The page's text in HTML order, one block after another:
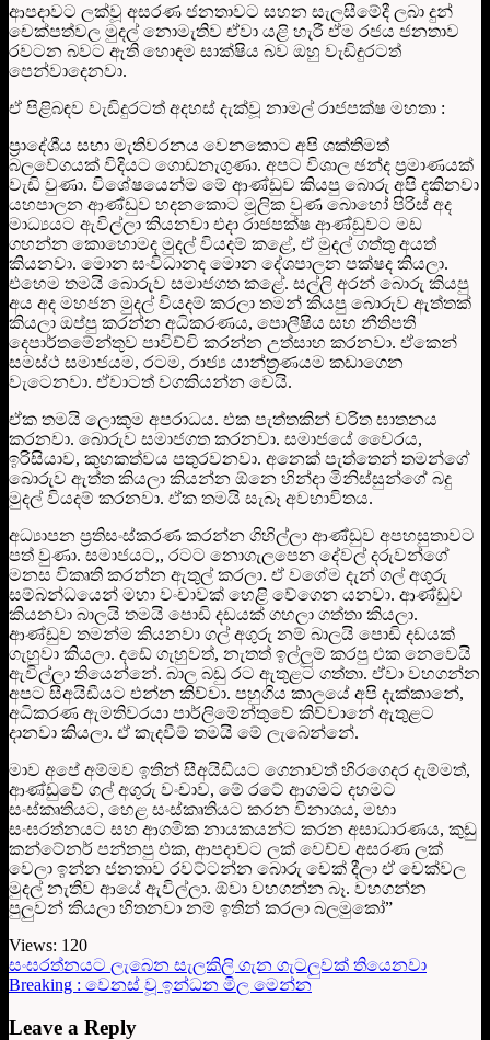
ආපදාවට ලක්වූ අසරණ ජනතාවට සහන සැලසීමේදී ලබා දුන්
චෙක්පත්වල මුදල් නොමැතිව ඒවා යළි හැරී ඒම රජය ජනතාව
රවටන බවට ඇති හොඳම සාක්ෂිය බව ඔහු වැඩිදුරටත්
පෙන්වාදෙනවා.
ඒ පිළිබඳව වැඩිදුරටත් අදහස් දැක්වූ නාමල් රාජපක්ෂ මහතා :
ප්‍රාදේශීය සභා මැතිවරනය වෙනකොට අපි ශක්තිමත්
බලවේගයක් විදියට ගොඩනැගුණා. අපට විශාල ඡන්ද ප්‍රමාණයක්
වැඩි වුණා. විශේෂයෙන්ම මේ ආණ්ඩුව කියපු බොරු අපි දකිනවා
යහපාලන ආණ්ඩුව හදනකොට මූලික වුණ බොහෝ පිරිස් අද
මාධ්‍යයට ඇවිල්ලා කියනවා එදා රාජපක්ෂ ආණ්ඩුවට මඩ
ගහන්න කොහොමද මුදල් වියදම් කළේ, ඒ මුදල් ගත්තු අයත්
කියනවා. මොන සංවිධානද මොන දේශපාලන පක්ෂද කියලා.
එහෙම තමයි බොරුව සමාජගත කළේ. සල්ලි අරන් බොරු කියපු
අය අද මහජන මුදල් වියදම් කරලා තමන් කියපු බොරුව ඇත්තක්
කියලා ඔප්පු කරන්න අධිකරණය, පොලීෂිය සහ නීතිපති
දෙපාර්තමේන්තුව පාවිච්චි කරන්න උත්සාහ කරනවා. ඒකෙන්
සමස්ථ සමාජයම, රටම, රාජ්‍ය යාන්ත්‍රණයම කඩාගෙන
වැටෙනවා. ඒවාටත් වගකියන්න වෙයි.
ඒක තමයි ලොකුම අපරාධය. එක පැත්තකින් චරිත ඝාතනය
කරනවා. බොරුව සමාජගත කරනවා. සමාජයේ වෛරය,
ඉරිසියාව, කුහකත්වය පතුරවනවා. අනෙක් පැත්තෙන් තමන්ගේ
බොරුව ඇත්ත කියලා කියන්න ඕනෙ හින්දා මිනිස්සුන්ගේ බදු
මුදල් වියදම් කරනවා. ඒක තමයි සැබෑ අවභාවිතය.
අධ්‍යාපන ප්‍රතිසංස්කරණ කරන්න ගිහිල්ලා ආණ්ඩුව අපහසුතාවට
පත් වුණා. සමාජයට,, රටට නොගැලපෙන දේවල් දරුවන්ගේ
මනස විකෘති කරන්න ඇතුල් කරලා. ඒ වගේම දැන් ගල් අගුරු
සම්බන්ධයෙන් මහා වංචාවක් හෙළි වේගෙන යනවා. ආණ්ඩුව
කියනවා බාලයි තමයි පොඩි දඩයක් ගහලා ගත්තා කියලා.
ආණ්ඩුව තමන්ම කියනවා ගල් අගුරු නම් බාලයි පොඩි දඩයක්
ගැහුවා කියලා. දඩේ ගැහුවත්, නැතත් ඉල්ලුම් කරපු එක නෙවෙයි
ඇවිල්ලා තියෙන්නේ. බාල බඩු රට ඇතුළට ගත්තා. ඒවා වහගන්න
අපට සීඅයිඩීයට එන්න කිව්වා. පහුගිය කාලයේ අපි දැක්කානේ,
අධිකරණ ඇමතිවරයා පාර්ලිමේන්තුවේ කිව්වානේ ඇතුළට
දානවා කියලා. ඒ කැදවීම් තමයි මේ ලැබෙන්නේ.
මාව අපේ අම්මව ඉතින් සීඅයිඩීයට ගෙනාවත් හිරගෙදර දැම්මත්,
ආණ්ඩුවේ ගල් අගුරු වංචාව, මේ රටේ ආගමට දහමට
සංස්කෘතියට, හෙළ සංස්කෘතියට කරන විනාශය, මහා
සංඝරත්නයට සහ ආගමික නායකයන්ට කරන අසාධාරණය, කුඩු
කන්ටේනර් පන්නපු එක, ආපදාවට ලක් වෙච්ච අසරණ ලක්
වෙලා ඉන්න ජනතාව රවට්ටන්න බොරු චෙක් දීලා ඒ චෙක්වල
මුදල් නැතිව ආයේ ඇවිල්ලා. ඕවා වහගන්න බෑ. වහගන්න
පුලුවන් කියලා හිතනවා නම් ඉතින් කරලා බලමුකෝ”
Views: 120
සංඝරත්නයට ලැබෙන සැලකිලි ගැන ගැටලුවක් තියෙනවා
Breaking : වෙනස් වූ ඉන්ධන මිල මෙන්න
Leave a Reply